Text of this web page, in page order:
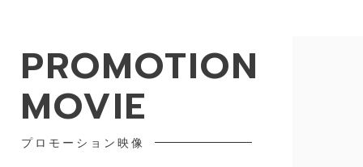
PROMOTION
MOVIE
プロモーション映像